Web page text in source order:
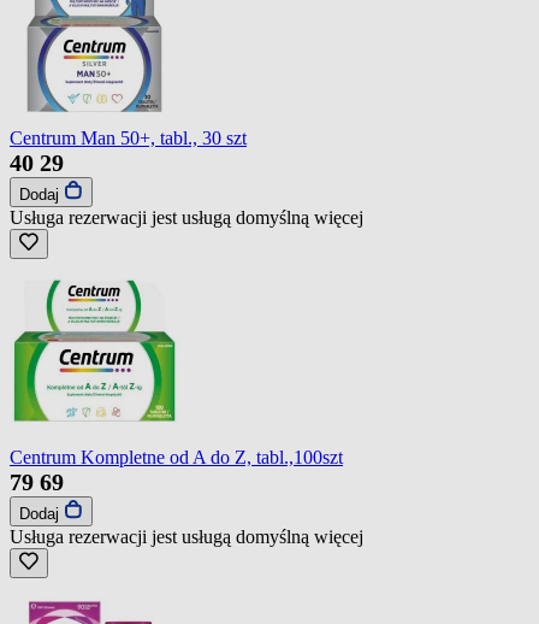
Centrum Man 50+, tabl., 30 szt
40 29
Dodaj
Usługa rezerwacji jest usługą domyślną więcej
Centrum Kompletne od A do Z, tabl.,100szt
79 69
Dodaj
Usługa rezerwacji jest usługą domyślną więcej